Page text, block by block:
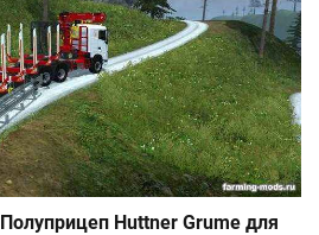
Полуприцеп Huttner Grume для